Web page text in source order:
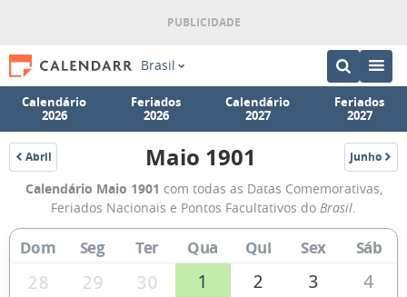
Brasil
Calendário
2026
Feriados
2026
Calendário
2027
Feriados
2027
Abril
1901
Calendário
de
Maio
de
1901
Maio 1901 Junho
1901
Calendário Maio 1901 com todas as Datas Comemorativas,
Feriados Nacionais e Pontos Facultativos do Brasil.
Dom Seg Ter Qua Qui Sex Sáb
28 29 30 1 2 3
4